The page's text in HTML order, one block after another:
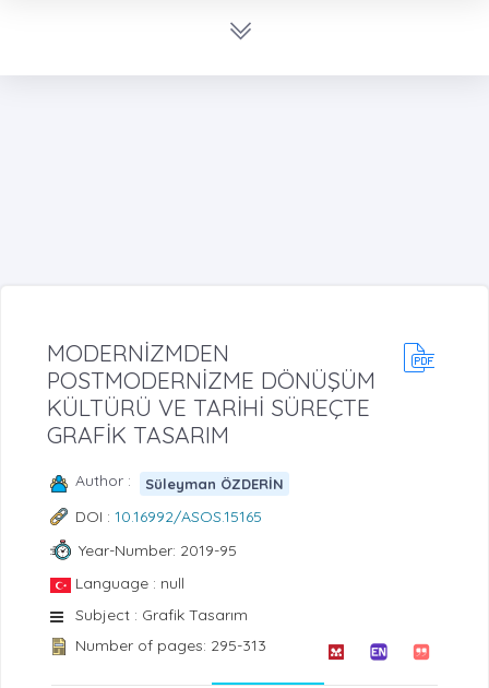
MODERNİZMDEN
POSTMODERNİZME DÖNÜŞÜM
KÜLTÜRÜ VE TARİHİ SÜREÇTE
GRAFİK TASARIM
Author : Süleyman ÖZDERİN
DOI : 10.16992/ASOS.15165
Year-Number: 2019-95
Language : null
Subject : Grafik Tasarım
Number of pages: 295-313